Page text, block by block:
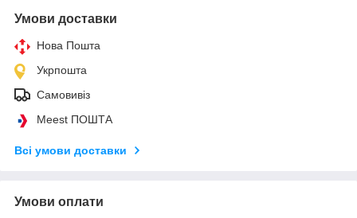
Умови доставки
Нова Пошта
Укрпошта
Самовивіз
Meest ПОШТА
Всі умови доставки
Умови оплати